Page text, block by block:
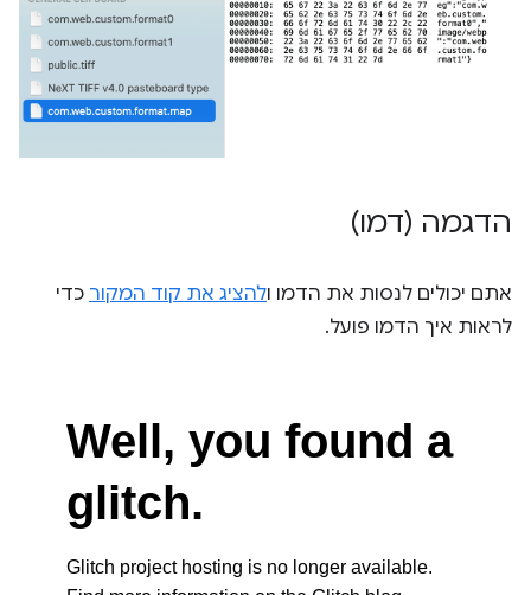
הדגמה (דמו)
אתם יכולים לנסות את הדמו ולהציג את קוד המקור כדי
לראות איך הדמו פועל.